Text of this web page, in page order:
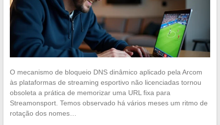
O mecanismo de bloqueio DNS dinâmico aplicado pela Arcom
às plataformas de streaming esportivo não licenciadas tornou
obsoleta a prática de memorizar uma URL fixa para
Streamonsport. Temos observado há vários meses um ritmo de
rotação dos nomes…